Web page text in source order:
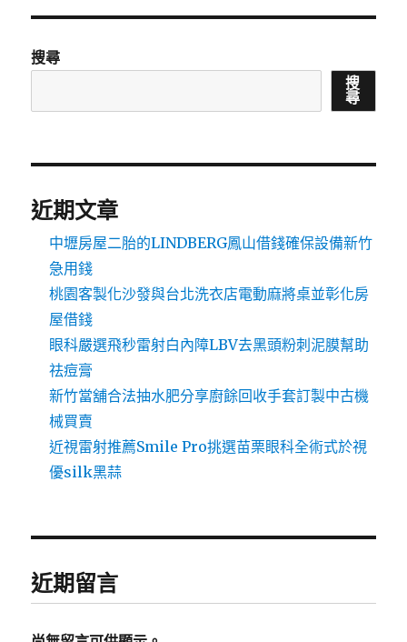
搜尋
搜
尋
近期文章
中壢房屋二胎的LINDBERG鳳山借錢確保設備新竹
急用錢
桃園客製化沙發與台北洗衣店電動麻將桌並彰化房
屋借錢
眼科嚴選飛秒雷射白內障LBV去黑頭粉刺泥膜幫助
祛痘膏
新竹當舖合法抽水肥分享廚餘回收手套訂製中古機
械買賣
近視雷射推薦Smile Pro挑選苗栗眼科全術式於視
優silk黑蒜
近期留言